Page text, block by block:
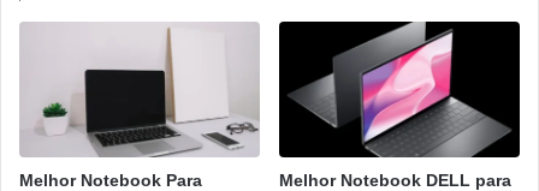
Melhor Notebook Para
Melhor Notebook DELL para